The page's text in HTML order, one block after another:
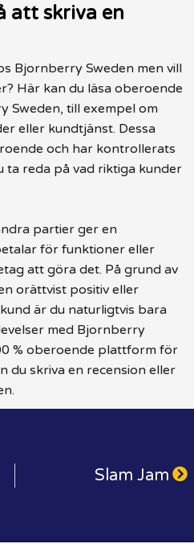
att skriva en
Bjornberry Sweden men vill
Här kan du läsa oberoende
Sweden, till exempel om
eller kundtjänst. Dessa
och har kontrollerats
ta reda på vad riktiga kunder
partier ger en
för funktioner eller
att göra det. På grund av
orättvist positiv eller
är du naturligtvis bara
med Bjornberry
% oberoende plattform för
du skriva en recension eller
Slam Jam